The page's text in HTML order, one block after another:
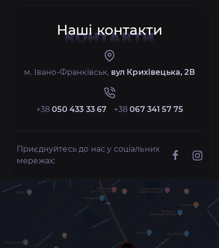
Наші контакти
КОНТАКТИ
м. Івано-Франківськ, вул Крихівецька, 2В
+38050 433 33 67 +38067 341 57 75
Приєднуйтесь до нас у соціальних
мережах: